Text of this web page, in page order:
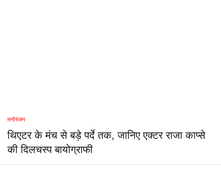
मनोरंजन
थिएटर के मंच से बड़े पर्दे तक, जानिए एक्टर राजा काप्से
की दिलचस्प बायोग्राफी